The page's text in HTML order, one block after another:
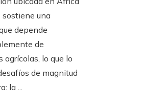
sostiene una
depende
de
agrícolas, lo que lo
de magnitud
la ...